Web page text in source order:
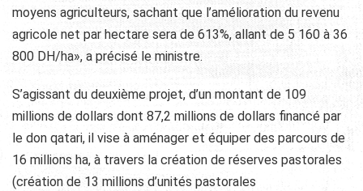
moyens agriculteurs, sachant que l’amélioration du revenu
agricole net par hectare sera de 613%, allant de 5 160 à 36
800 DH/ha», a précisé le ministre.
S’agissant du deuxième projet, d’un montant de 109
millions de dollars dont 87,2 millions de dollars financé par
le don qatari, il vise à aménager et équiper des parcours de
16 millions ha, à travers la création de réserves pastorales
(création de 13 millions d’unités pastorales